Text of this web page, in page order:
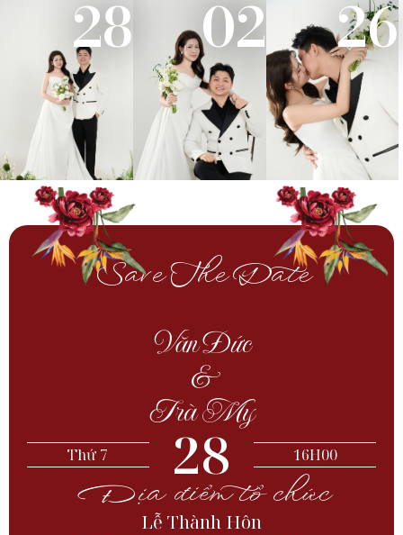
28 02 26
Save The Date
Văn Đức
&
Trà My
Thứ 7 28 16H00
Địa điểm tổ chức
Lễ Thành Hôn